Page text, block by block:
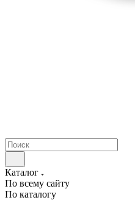
Каталог
По всему сайту
По каталогу